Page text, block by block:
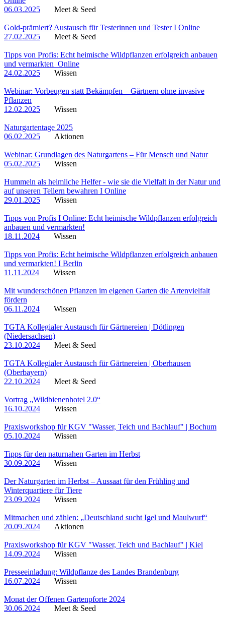
06.03.2025
Meet & Seed
Gold-prämiert? Austausch für Testerinnen und Tester I Online
27.02.2025
Meet & Seed
Tipps von Profis: Echt heimische Wildpflanzen erfolgreich anbauen
und vermarkten_Online
24.02.2025
Wissen
Webinar: Vorbeugen statt Bekämpfen – Gärtnern ohne invasive
Pflanzen
12.02.2025
Wissen
Naturgartentage 2025
06.02.2025
Aktionen
Webinar: Grundlagen des Naturgartens – Für Mensch und Natur
05.02.2025
Wissen
Hummeln als heimliche Helfer - wie sie die Vielfalt in der Natur und
auf unseren Tellern bewahren I Online
29.01.2025
Wissen
Tipps von Profis I Online: Echt heimische Wildpflanzen erfolgreich
anbauen und vermarkten!
18.11.2024
Wissen
Tipps von Profis: Echt heimische Wildpflanzen erfolgreich anbauen
und vermarkten! I Berlin
11.11.2024
Wissen
Mit wunderschönen Pflanzen im eigenen Garten die Artenvielfalt
fördern
06.11.2024
Wissen
TGTA Kollegialer Austausch für Gärtnereien | Dötlingen
(Niedersachsen)
23.10.2024
Meet & Seed
TGTA Kollegialer Austausch für Gärtnereien | Oberhausen
(Oberbayern)
22.10.2024
Meet & Seed
Vortrag „Wildbienenhotel 2.0“
16.10.2024
Wissen
Praxisworkshop für KGV "Wasser, Teich und Bachlauf" | Bochum
05.10.2024
Wissen
Tipps für den naturnahen Garten im Herbst
30.09.2024
Wissen
Der Naturgarten im Herbst – Aussaat für den Frühling und
Winterquartiere für Tiere
23.09.2024
Wissen
Mitmachen und zählen: „Deutschland sucht Igel und Maulwurf“
20.09.2024
Aktionen
Praxisworkshop für KGV "Wasser, Teich und Bachlauf" | Kiel
14.09.2024
Wissen
Presseeinladung: Wildpflanze des Landes Brandenburg
16.07.2024
Wissen
Monat der Offenen Gartenpforte 2024
30.06.2024
Meet & Seed